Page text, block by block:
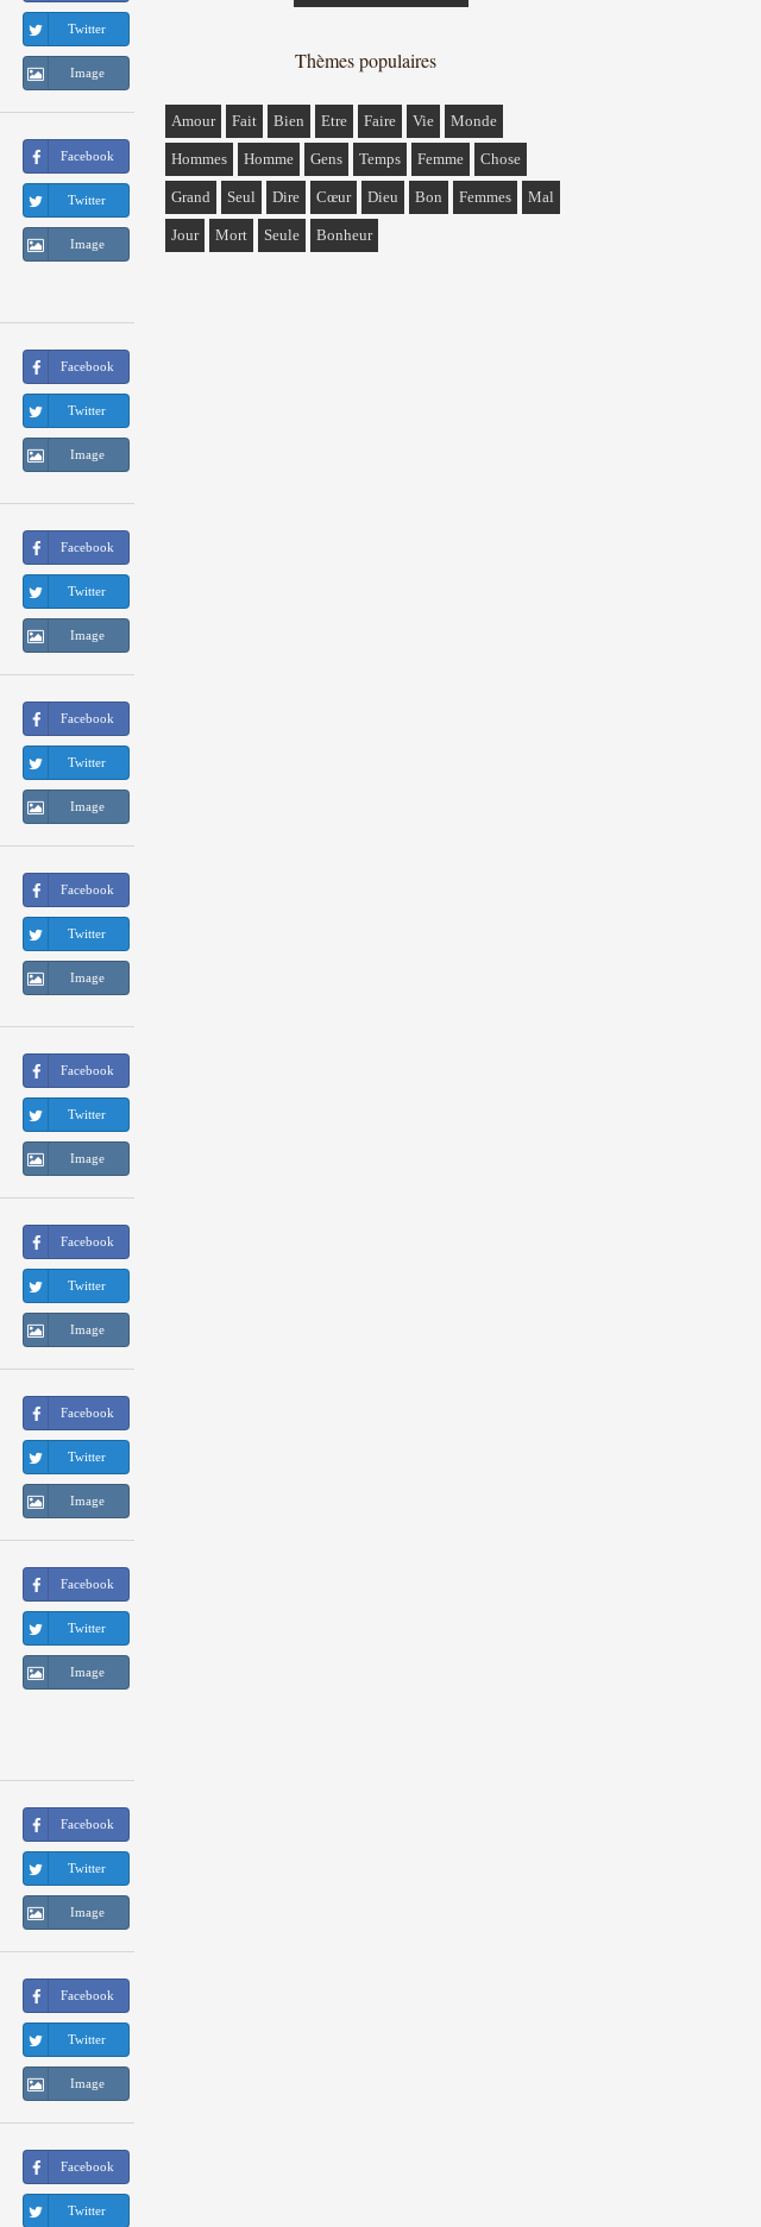
Twitter
Image
Facebook
Twitter
Image
Facebook
Twitter
Image
Facebook
Twitter
Image
Facebook
Twitter
Image
Facebook
Twitter
Image
Facebook
Twitter
Image
Facebook
Twitter
Image
Facebook
Twitter
Image
Facebook
Twitter
Image
Facebook
Twitter
Image
Facebook
Twitter
Image
Facebook
Twitter
Thèmes populaires
Amour Fait Bien Etre Faire Vie Monde
Hommes Homme Gens Temps Femme Chose
Grand Seul Dire Cœur Dieu Bon Femmes Mal
Jour Mort Seule Bonheur